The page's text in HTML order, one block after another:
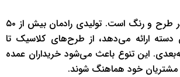
دوم، تنوع گسترده در طرح و رنگ است. تولیدی رادمان بیش از ۵۰
ارائه می‌دهد، از طرح‌های کلاسیک تا
این تنوع باعث می‌شود خریداران عمده
مشتریان خود هماهنگ شوند.